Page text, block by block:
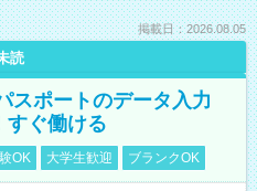
掲載日：2026.08.05
読
スポートのデータ入力
すぐ働ける
OK 大学生歓迎 ブランクOK